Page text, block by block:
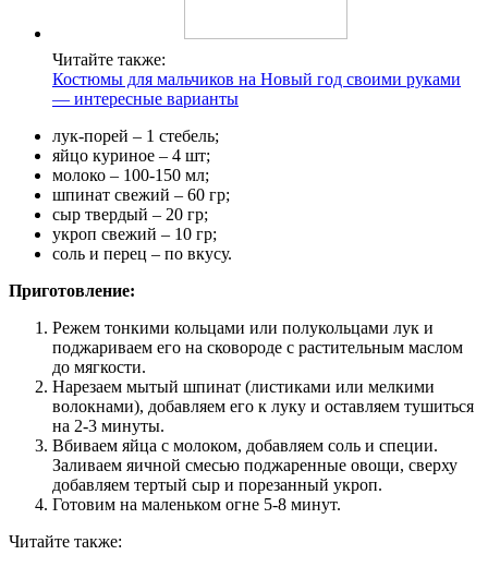
Читайте также:
Костюмы для мальчиков на Новый год своими руками
— интересные варианты
лук-порей ‒ 1 стебель;
яйцо куриное ‒ 4 шт;
молоко ‒ 100-150 мл;
шпинат свежий ‒ 60 гр;
сыр твердый ‒ 20 гр;
укроп свежий ‒ 10 гр;
соль и перец ‒ по вкусу.
Приготовление:
Режем тонкими кольцами или полукольцами лук и
поджариваем его на сковороде с растительным маслом
до мягкости.
Нарезаем мытый шпинат (листиками или мелкими
волокнами), добавляем его к луку и оставляем тушиться
на 2-3 минуты.
Вбиваем яйца с молоком, добавляем соль и специи.
Заливаем яичной смесью поджаренные овощи, сверху
добавляем тертый сыр и порезанный укроп.
Готовим на маленьком огне 5-8 минут.
Читайте также: